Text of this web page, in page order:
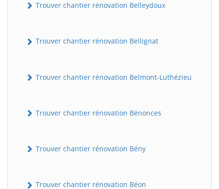
Trouver chantier rénovation Belleydoux
Trouver chantier rénovation Bellignat
Trouver chantier rénovation Belmont-Luthézieu
Trouver chantier rénovation Bénonces
Trouver chantier rénovation Bény
Trouver chantier rénovation Béon